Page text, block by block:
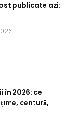
publicate azi:
în 2026: ce
centură,